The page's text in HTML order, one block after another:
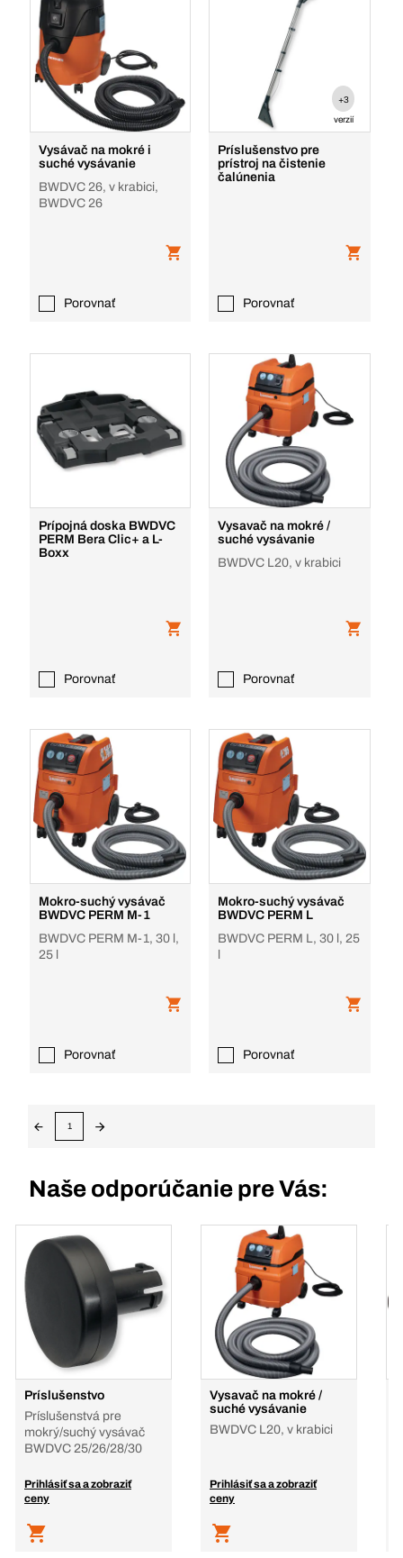
Vysávač na mokré i
suché vysávanie
BWDVC 26, v krabici,
BWDVC 26
Porovnať
+3
verzií
Príslušenstvo pre
prístroj na čistenie
čalúnenia
Porovnať
Prípojná doska BWDVC
PERM Bera Clic+ a L-
Boxx
Porovnať
Vysavač na mokré /
suché vysávanie
BWDVC L20, v krabici
Porovnať
Mokro-suchý vysávač
BWDVC PERM M-1
BWDVC PERM M-1, 30 l,
25 l
Porovnať
Mokro-suchý vysávač
BWDVC PERM L
BWDVC PERM L, 30 l, 25
Porovnať
1
Naše odporúčanie pre Vás:
Príslušenstvo
Príslušenstvá pre
mokrý/suchý vysávač
BWDVC 25/26/28/30
Prihlásiť sa a zobraziť
ceny
Vysavač na mokré /
suché vysávanie
BWDVC L20, v krabici
Prihlásiť sa a zobraziť
ceny